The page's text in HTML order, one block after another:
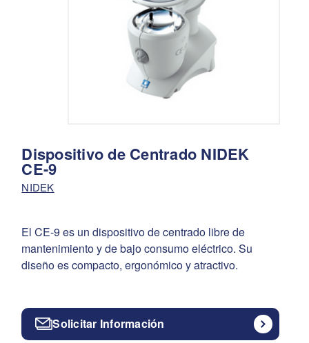
Dispositivo de Centrado NIDEK
CE-9
NIDEK
El CE-9 es un dispositivo de centrado libre de
mantenimiento y de bajo consumo eléctrico. Su
diseño es compacto, ergonómico y atractivo.
Solicitar Información